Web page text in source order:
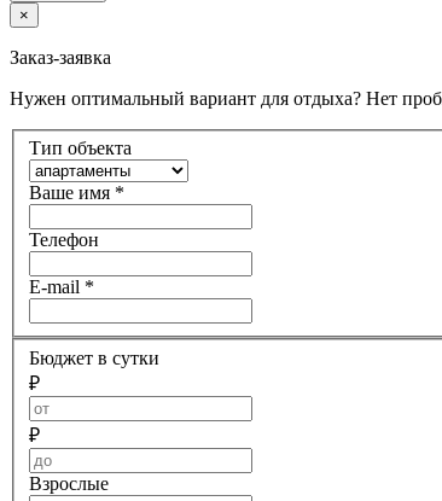
×
Заказ-заявка
Нужен оптимальный вариант для отдыха? Нет
Тип объекта
Ваше имя *
Телефон
E-mail *
Бюджет в сутки
₽
₽
Взрослые